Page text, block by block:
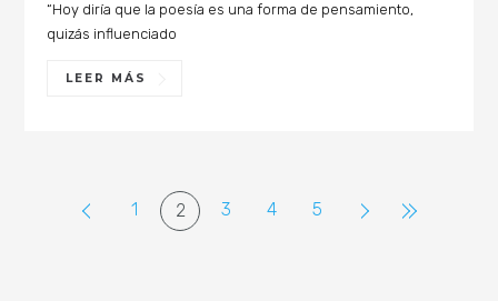
“Hoy diría que la poesía es una forma de pensamiento,
quizás influenciado
LEER MÁS
1 2 3 4 5